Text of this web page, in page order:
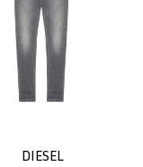
DIESEL